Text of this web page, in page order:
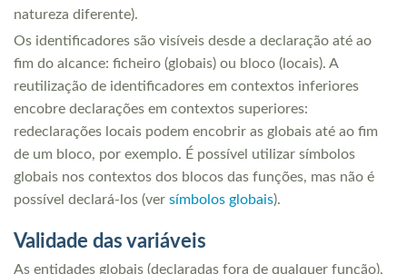
natureza diferente).
Os identificadores são visíveis desde a declaração até ao
fim do alcance: ficheiro (globais) ou bloco (locais). A
reutilização de identificadores em contextos inferiores
encobre declarações em contextos superiores:
redeclarações locais podem encobrir as globais até ao fim
de um bloco, por exemplo. É possível utilizar símbolos
globais nos contextos dos blocos das funções, mas não é
possível declará-los (ver símbolos globais).
Validade das variáveis
As entidades globais (declaradas fora de qualquer função),